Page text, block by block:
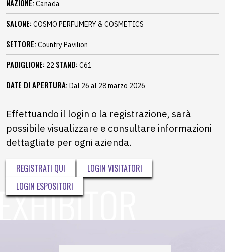
NAZIONE: Canada
SALONE: COSMO PERFUMERY & COSMETICS
SETTORE: Country Pavilion
PADIGLIONE: 22 STAND: C61
DATE DI APERTURA: Dal 26 al 28 marzo 2026
Effettuando il login o la registrazione, sarà
possibile visualizzare e consultare informazioni
dettagliate per ogni azienda.
REGISTRATI QUI
LOGIN VISITATORI
LOGIN ESPOSITORI